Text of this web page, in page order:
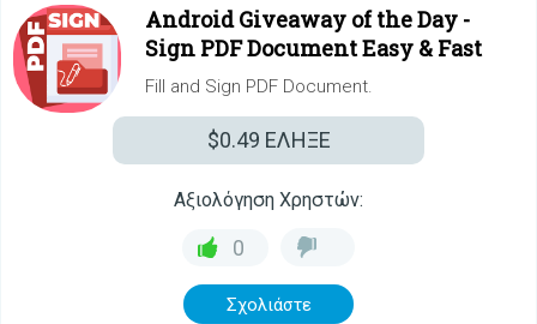
Android Giveaway of the Day -
Sign PDF Document Easy & Fast
Fill and Sign PDF Document.
$0.49 ΕΛΗΞΕ
Αξιολόγηση Χρηστών:
0
Σχολιάστε